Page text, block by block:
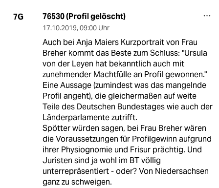
7G 76530 (Profil gelöscht)
17.10.2019, 09:00 Uhr
Auch bei Anja Maiers Kurzportrait von Frau
Breher kommt das Beste zum Schluss: "Ursula
von der Leyen hat bekanntlich auch mit
zunehmender Machtfülle an Profil gewonnen."
Eine Aussage (zumindest was das mangelnde
Profil angeht), die gleichermaßen auf weite
Teile des Deutschen Bundestages wie auch der
Länderparlamente zutrifft.
Spötter würden sagen, bei Frau Breher wären
die Voraussetzungen für Profilgewinn aufgrund
ihrer Physiognomie und Frisur prächtig. Und
Juristen sind ja wohl im BT völlig
unterrepräsentiert - oder? Von Niedersachsen
ganz zu schweigen.